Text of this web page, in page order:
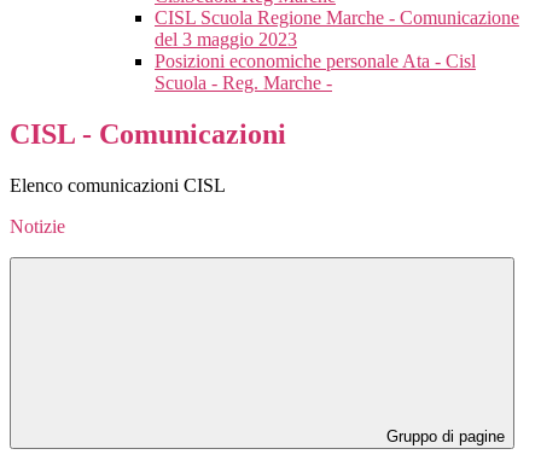
CISL Scuola Regione Marche - Comunicazione
del 3 maggio 2023
Posizioni economiche personale Ata - Cisl
Scuola - Reg. Marche -
CISL - Comunicazioni
Elenco comunicazioni CISL
Notizie
Gruppo di pagine